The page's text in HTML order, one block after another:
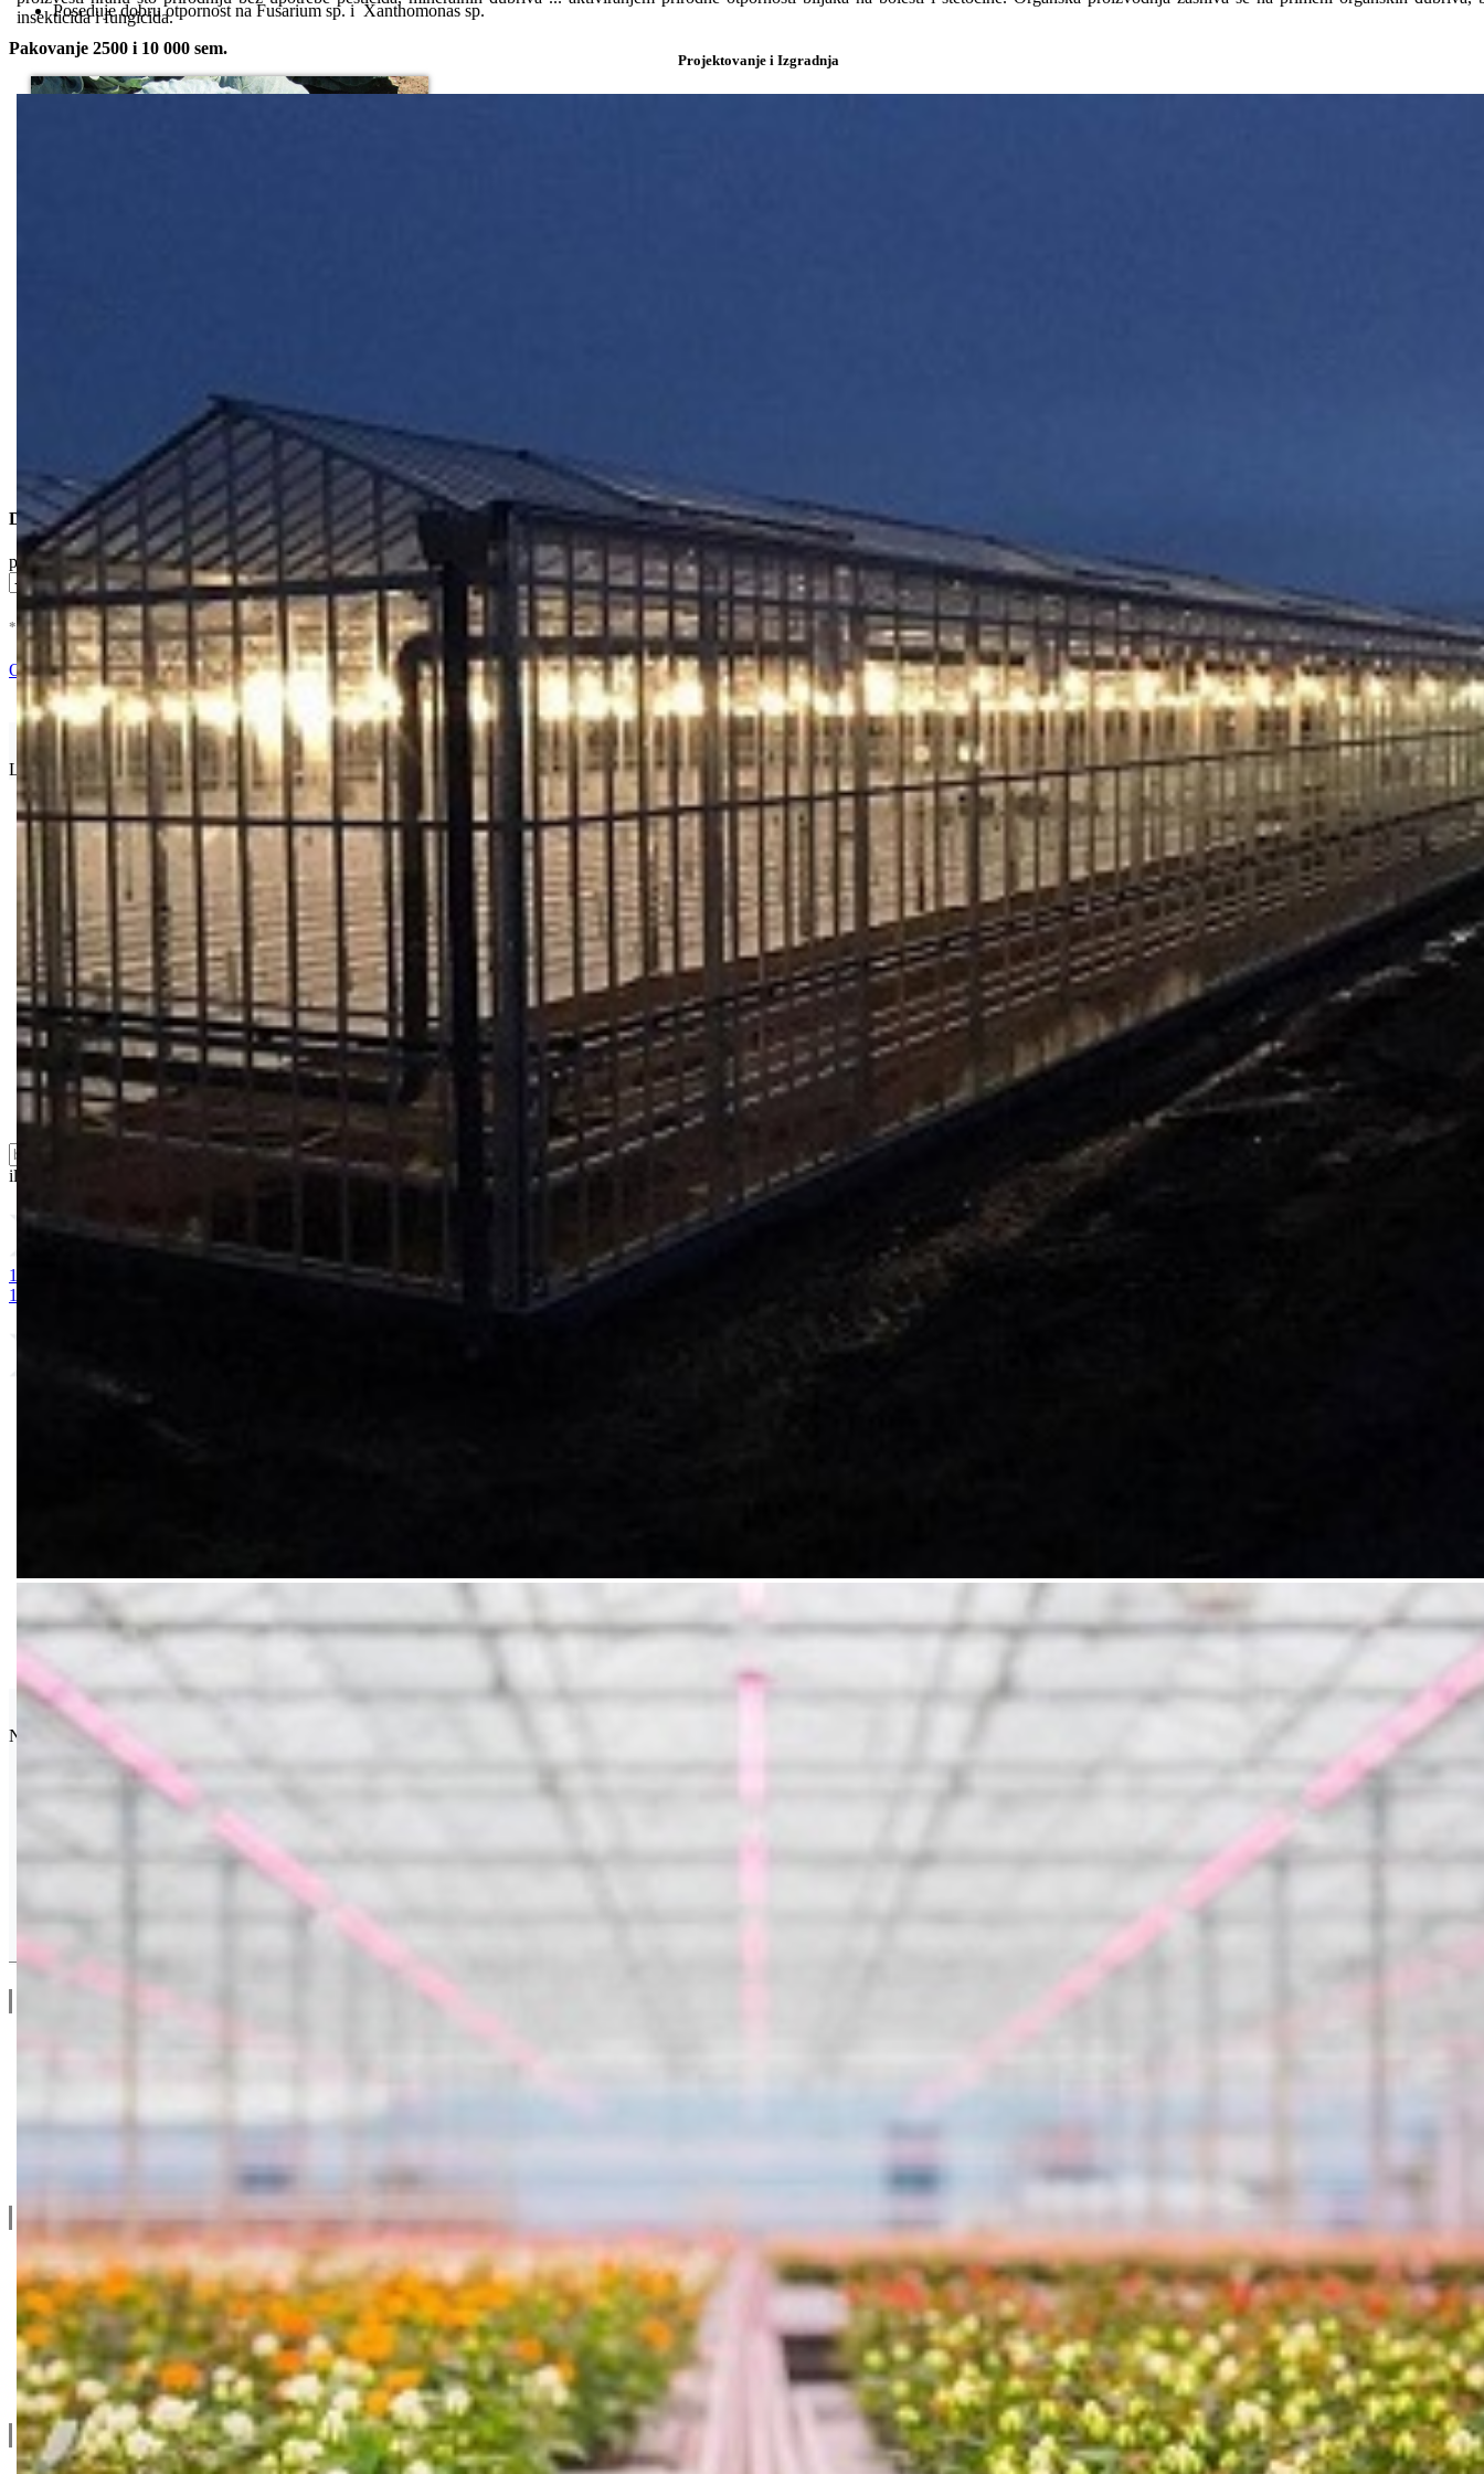
insekticida i fungicida.
Projektovanje i Izgradnja
Poseduje dobru otpornost na Fusarium sp. i Xanthomonas sp.
Pakovanje 2500 i 10 000 sem.
Dostupne Opcije
pakovanje
* U cenu je uracunat PDV * Nema Na Stanju !
Ocenite i napišite preporuku
Isporuka Info
Limit za porudžbinu je 500.00 dinaraza isporuku na teritoriji Srbije. Za inostranstvo, molimo da nas kontaktirate za informacije o ceni i mogućnostima isporuke.
Bio priča
Biostimulacija
Dezinfekcija
Feromoni i klopke
Folije i agrotekstili
Oprema i instrumenti
Semena povrća
Sredstva za ishranu biljaka
Sredstva za zaštitu biljaka
Supstrati
Zaštita ... u 10 litara
ili probajte naprednu:
1. MAGNEZIJUM SULFAT 25kg 2. AMONIUM SULFAT / vodotopivi 25kg 3. KALIJUM SULFAT 25kg 4. KALCIJUM NITRAT 25kg
10-25 + 2MgO+ Me 25kg
10. CINKOSAN
Seminis
Najpoznatija semenska kuća povrća na svetu.
Blog
Informacije
Privatnost & Kolačići
Uslovi Korišćenja
Dostava & Povraćaj
Mapa
Kontakt info